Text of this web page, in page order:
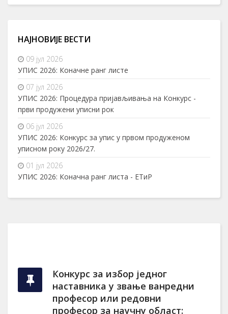
НАЈНОВИЈЕ ВЕСТИ
09 јул 2026
УПИС 2026: Коначне ранг листе
07 јул 2026
УПИС 2026: Процедура пријављивања на Конкурс -
први продужени уписни рок
06 јул 2026
УПИС 2026: Конкурс за упис у првом продуженом
уписном року 2026/27.
01 јул 2026
УПИС 2026: Коначна ранг листа - ЕТиР
Конкурс за избор једног
наставника у звање ванредни
професор или редовни
професор за научну област: